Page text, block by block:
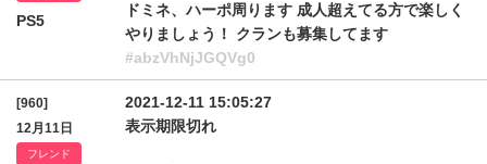
PS5
ドミネ、ハーポ周ります 成人超えてる方で楽しく
やりましょう！ クランも募集してます
#abzVhNjJGQVg0
[960]
12月11日
フレンド
2021-12-11 15:05:27
表示期限切れ